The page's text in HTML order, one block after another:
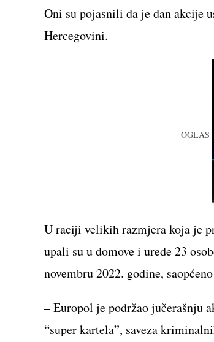
Oni su pojasnili da je dan akcije
Hercegovini.
OGLAS
U raciji velikih razmjera koja je
upali su u domove i urede 23
novembru 2022. godine,
– Europol je podržao jučerašnju
“super kartela”, saveza